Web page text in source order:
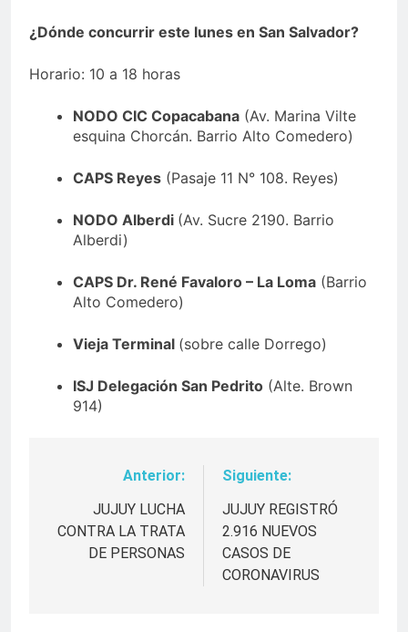
¿Dónde concurrir este lunes en San Salvador?
Horario: 10 a 18 horas
NODO CIC Copacabana (Av. Marina Vilte
esquina Chorcán. Barrio Alto Comedero)
CAPS Reyes (Pasaje 11 N° 108. Reyes)
NODO Alberdi (Av. Sucre 2190. Barrio
Alberdi)
CAPS Dr. René Favaloro – La Loma (Barrio
Alto Comedero)
Vieja Terminal (sobre calle Dorrego)
ISJ Delegación San Pedrito (Alte. Brown
914)
Navegación
entradas
Anterior:
JUJUY LUCHA
CONTRA LA TRATA
DE PERSONAS
Siguiente:
JUJUY REGISTRÓ
2.916 NUEVOS
CASOS DE
CORONAVIRUS